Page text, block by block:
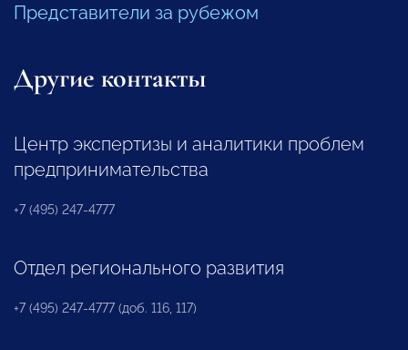
Представители за рубежом
Другие контакты
Центр экспертизы и аналитики проблем
предпринимательства
+7 (495) 247-4777
Отдел регионального развития
+7 (495) 247-4777 (доб. 116, 117)